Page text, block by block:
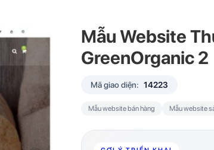
Mẫu Website
GreenOrganic 2
Mã giao diện: 14223
Mẫu website bán hàng Mẫu website